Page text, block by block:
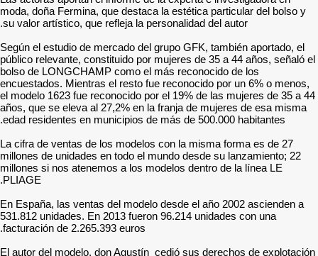
moda, doña Fermina, que
su valor artístico, que
Según el estudio de
público relevante,
bolso de LONGCHAMP
encuestados. Mientras el
el modelo 1623 fue
años, que se eleva al
edad residentes en
La cifra de ventas de los
millones de unidades en
millones si nos atenemos
En España, las ventas del
531.812 unidades. En
El autor del modelo, don